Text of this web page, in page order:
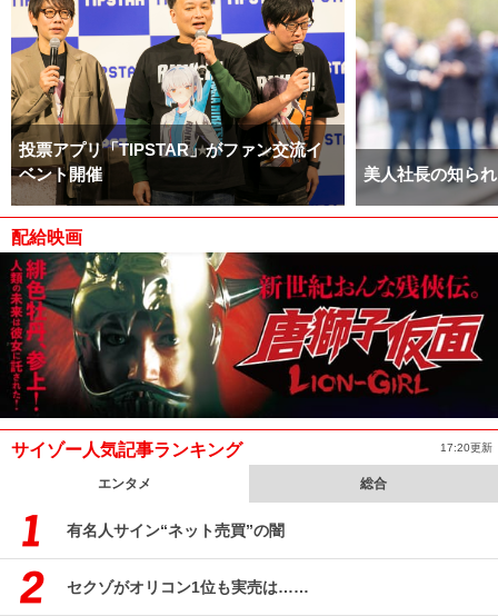
投票アプリ「TIPSTAR」がファン交流イ
ベント開催
美人社長の知ら
配給映画
サイゾー人気記事ランキング 17:20更新
エンタメ 総合
有名人サイン“ネット売買”の闇
セクゾがオリコン1位も実売は……